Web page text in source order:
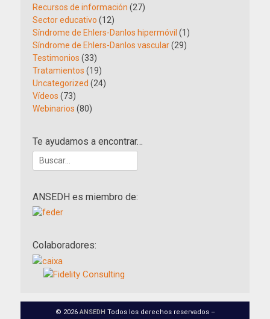
Recursos de información (27)
Sector educativo (12)
Síndrome de Ehlers-Danlos hipermóvil (1)
Síndrome de Ehlers-Danlos vascular(29)
Testimonios (33)
Tratamientos (19)
Uncategorized (24)
Vídeos (73)
Webinarios (80)
Te ayudamos a encontrar…
Buscar:
ANSEDH es miembro de:
Colaboradores:
© 2026ANSEDH Todos los derechos reservados –